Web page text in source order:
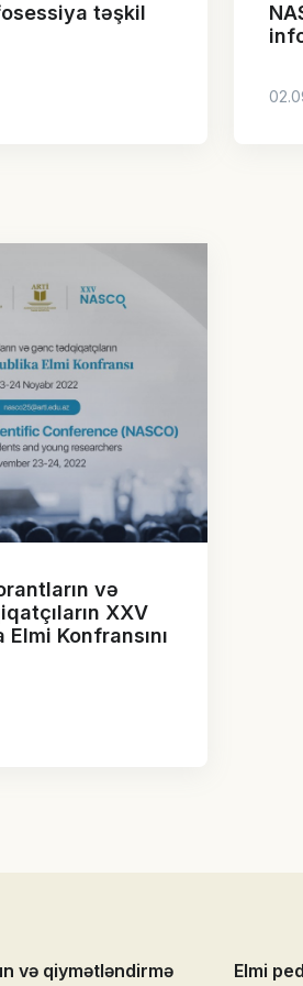
təşkil
və
XXV
Elmi Konfransını
və qiymətləndirmə
Elmi